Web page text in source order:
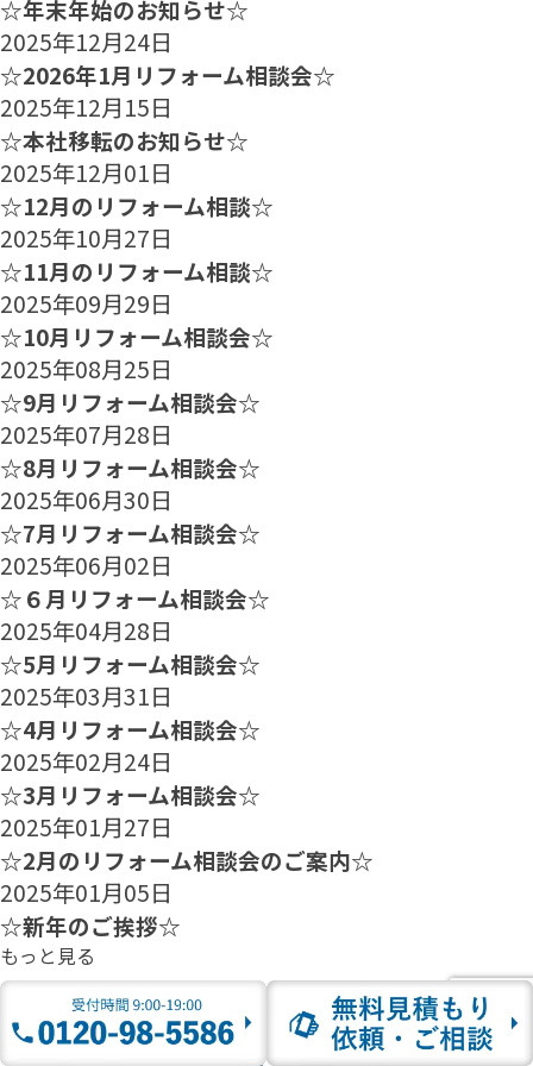
☆年末年始のお知らせ☆
2025年12月24日
☆2026年1月リフォーム相談会☆
2025年12月15日
☆本社移転のお知らせ☆
2025年12月01日
☆12月のリフォーム相談☆
2025年10月27日
☆11月のリフォーム相談☆
2025年09月29日
☆10月リフォーム相談会☆
2025年08月25日
☆9月リフォーム相談会☆
2025年07月28日
☆8月リフォーム相談会☆
2025年06月30日
☆7月リフォーム相談会☆
2025年06月02日
☆６月リフォーム相談会☆
2025年04月28日
☆5月リフォーム相談会☆
2025年03月31日
☆4月リフォーム相談会☆
2025年02月24日
☆3月リフォーム相談会☆
2025年01月27日
☆2月のリフォーム相談会のご案内☆
2025年01月05日
☆新年のご挨拶☆
もっと見る